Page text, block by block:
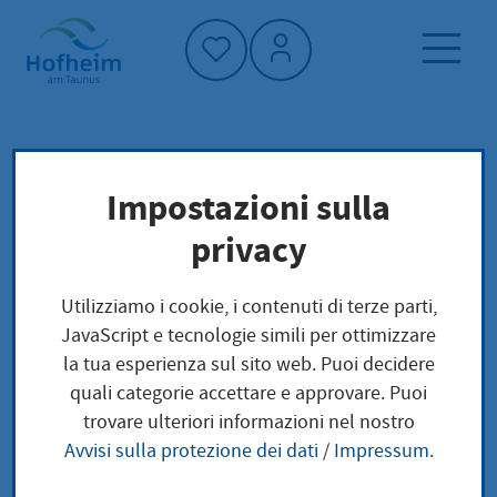
Home"
Pagina iniziale
Vivere a Hofheim
Società e questioni sociali
Frauentreff „Match – Vielfalt leben mit
Frauentreff „Match –
Vielfalt leben mit
Impostazioni sulla
privacy
Utilizziamo i cookie, i contenuti di terze parti,
JavaScript e tecnologie simili per ottimizzare
la tua esperienza sul sito web. Puoi decidere
quali categorie accettare e approvare. Puoi
trovare ulteriori informazioni nel nostro
Avvisi sulla protezione dei dati/ Impressum.